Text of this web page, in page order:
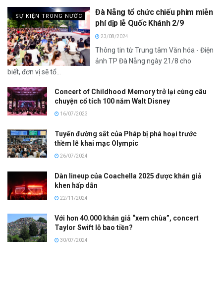
SỰ KIỆN TRONG NƯỚC
Đà Nẵng tổ chức chiếu phim miễn
phí dịp lễ Quốc Khánh 2/9
23/08/2024
Thông tin từ Trung tâm Văn hóa - Điện
ảnh TP Đà Nẵng ngày 21/8 cho
biết, đơn vị sẽ tổ...
Concert of Childhood Memory trở lại cùng câu
chuyện cổ tích 100 năm Walt Disney
16/07/2023
Tuyến đường sắt của Pháp bị phá hoại trước
thềm lễ khai mạc Olympic
26/07/2024
Dàn lineup của Coachella 2025 được khán giả
khen hấp dẫn
22/11/2024
Với hơn 40.000 khán giả “xem chùa”, concert
Taylor Swift lỗ bao tiền?
30/07/2024